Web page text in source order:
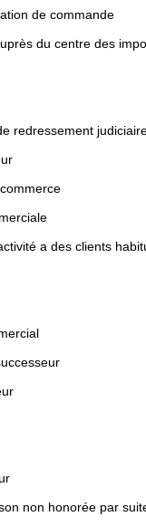
de commande
du centre des
redressement
a des clients
non honorée par